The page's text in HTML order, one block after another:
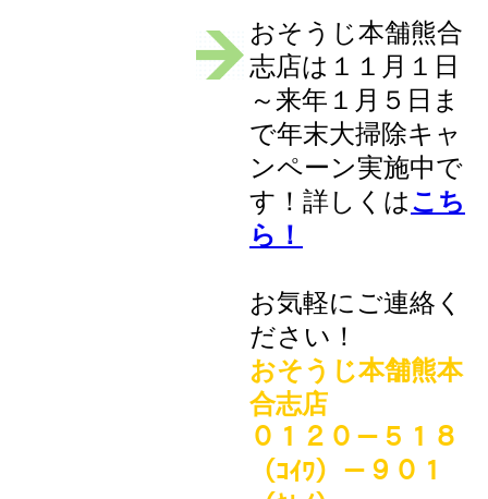
おそうじ本舗熊合
志店は１１月１日
～来年１月５日ま
で年末大掃除キャ
ンペーン実施中で
す！詳しくはこち
ら！
お気軽にご連絡く
ださい！
おそうじ本舗熊本
合志店
０１２０－５１８
（ｺｲﾜ）－９０１